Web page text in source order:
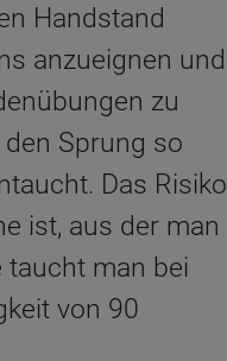
Handstand
anzueignen und
zu
Sprung so
Das Risiko
ist, aus der man
taucht man bei
von 90